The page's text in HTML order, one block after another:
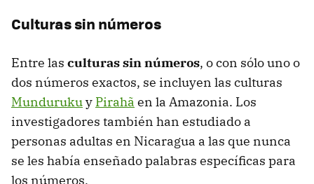
Culturas sin números
Entre las culturas sin números, o con sólo uno o
dos números exactos, se incluyen las culturas
Mundurukuy Pirahã en la Amazonia. Los
investigadores también han estudiado a
personas adultas en Nicaragua a las que nunca
se les había enseñado palabras específicas para
los números.